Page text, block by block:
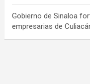
Gobierno de Sinaloa
empresarias de